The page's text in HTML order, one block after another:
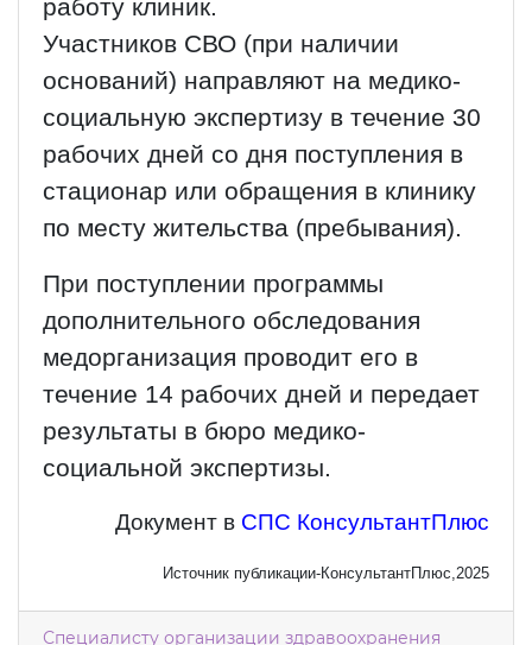
работу клиник.
Участников СВО (при наличии
оснований) направляют на медико-
социальную экспертизу в течение 30
рабочих дней со дня поступления в
стационар или обращения в клинику
по месту жительства (пребывания).
При поступлении программы
дополнительного обследования
медорганизация проводит его в
течение 14 рабочих дней и передает
результаты в бюро медико-
социальной экспертизы.
Документ в СПС КонсультантПлюс
Источник публикации-КонсультантПлюс,2025
Специалисту организации здравоохранения